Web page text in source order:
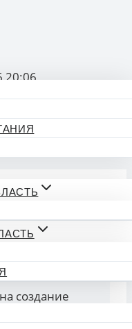
20:06
для специалистов
госпитальной
для
создание
школы в